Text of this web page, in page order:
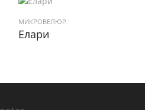
МИКРОВЕЛЮР
Елари